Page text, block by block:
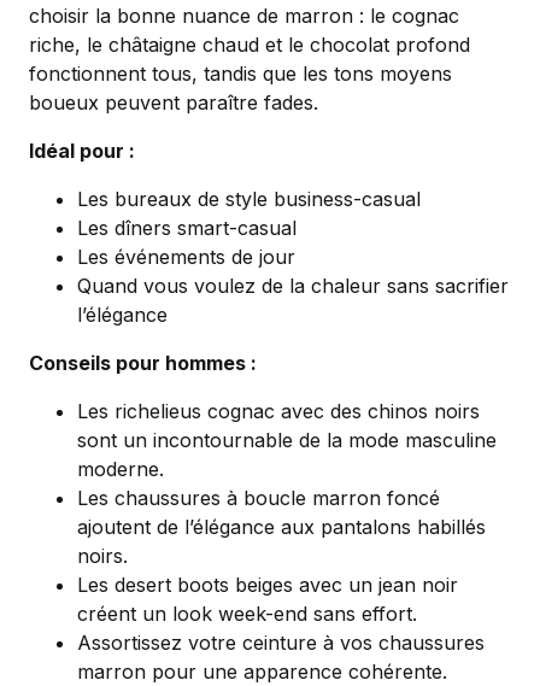
choisir la bonne nuance de marron : le cognac
riche, le châtaigne chaud et le chocolat profond
fonctionnent tous, tandis que les tons moyens
boueux peuvent paraître fades.
Idéal pour :
Les bureaux de style business-casual
Les dîners smart-casual
Les événements de jour
Quand vous voulez de la chaleur sans sacrifier
l’élégance
Conseils pour hommes :
Les richelieus cognac avec des chinos noirs
sont un incontournable de la mode masculine
moderne.
Les chaussures à boucle marron foncé
ajoutent de l’élégance aux pantalons habillés
noirs.
Les desert boots beiges avec un jean noir
créent un look week-end sans effort.
Assortissez votre ceinture à vos chaussures
marron pour une apparence cohérente.